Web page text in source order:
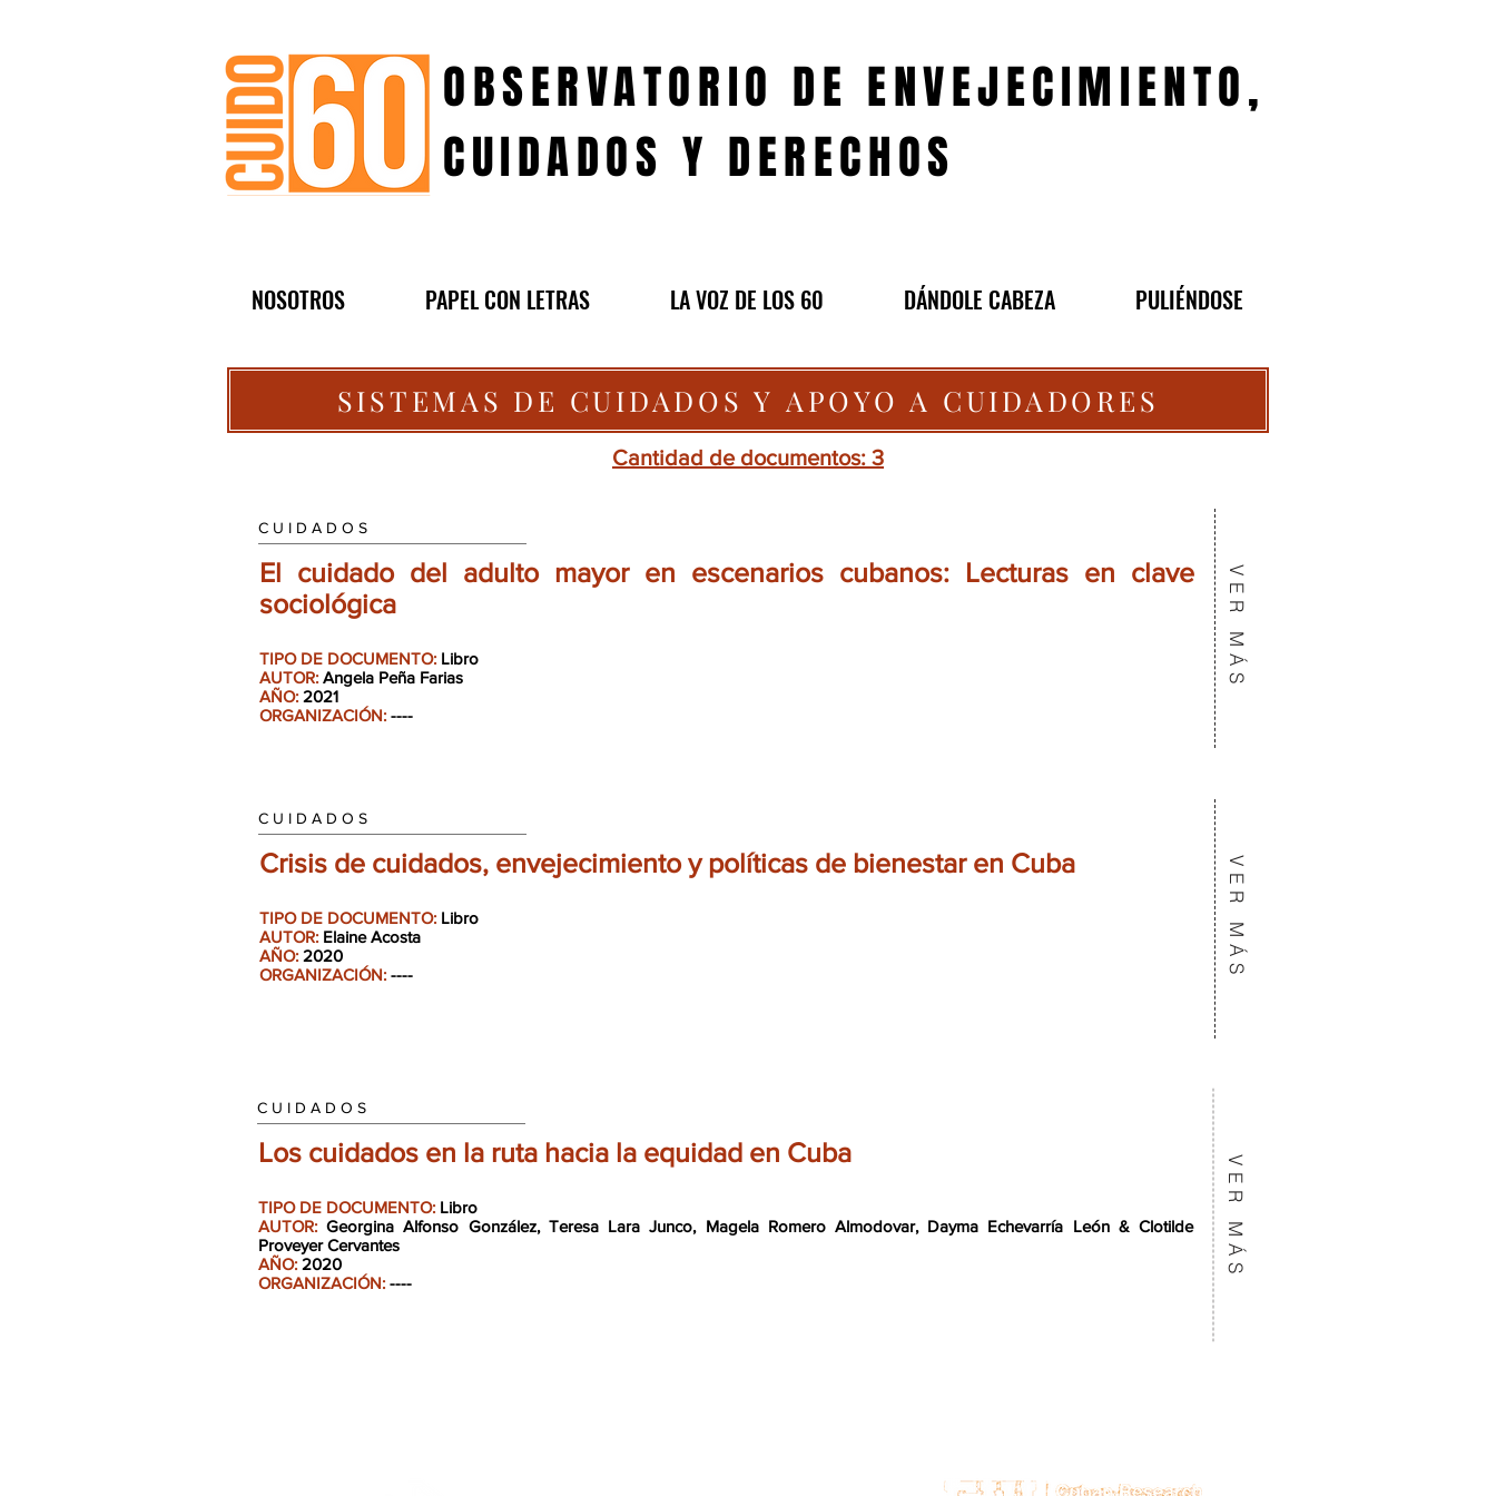
OBSERVATORIO DE ENVEJECIMIENTO,
CUIDADOS Y DERECHOS
NOSOTROS PAPEL CON LETRAS LA VOZ DE LOS 60 DÁNDOLE CABEZA PULIÉNDOSE
SISTEMAS DE CUIDADOS Y APOYO A CUIDADORES
Cantidad de documentos: 3
C U I D A D O S
El cuidado del adulto mayor en escenarios cubanos: Lecturas en clave
sociológica
VER MÁS
TIPO DE DOCUMENTO: Libro
AUTOR: Angela Peña Farias
AÑO: 2021
ORGANIZACIÓN: ----
C U I D A D O S
Crisis de cuidados, envejecimiento y políticas de bienestar en Cuba VER MÁS
TIPO DE DOCUMENTO: Libro
AUTOR: Elaine Acosta
AÑO: 2020
ORGANIZACIÓN: ----
C U I D A D O S
Los cuidados en la ruta hacia la equidad en Cuba
VER MÁS
TIPO DE DOCUMENTO: Libro
AUTOR: Georgina Alfonso González, Teresa Lara Junco, Magela Romero Almodovar, Dayma Echevarría León & Clotilde
Proveyer Cervantes
AÑO: 2020
ORGANIZACIÓN: ----